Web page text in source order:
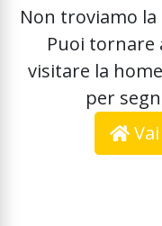
Non troviamo la
Puoi tornare
visitare la
per